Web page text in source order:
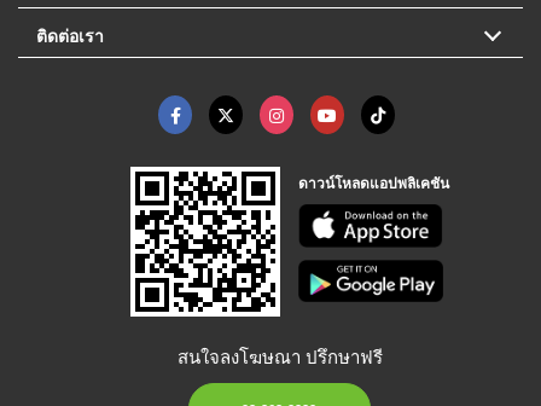
ติดต่อเรา
ดาวน์โหลดแอปพลิเคชัน
สนใจลงโฆษณา ปรึกษาฟรี